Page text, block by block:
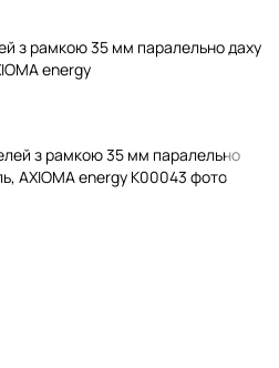
з рамкою 35 мм паралельно даху
energy